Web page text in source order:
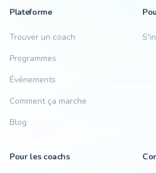
Plateforme
Trouver un coach
Programmes
Événements
Comment ça marche
Blog
Pour les coachs